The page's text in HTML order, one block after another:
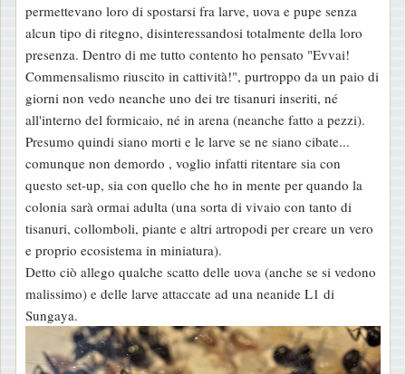
permettevano loro di spostarsi fra larve, uova e pupe senza
alcun tipo di ritegno, disinteressandosi totalmente della loro
presenza. Dentro di me tutto contento ho pensato "Evvai!
Commensalismo riuscito in cattività!", purtroppo da un paio di
giorni non vedo neanche uno dei tre tisanuri inseriti, né
all'interno del formicaio, né in arena (neanche fatto a pezzi).
Presumo quindi siano morti e le larve se ne siano cibate...
comunque non demordo , voglio infatti ritentare sia con
questo set-up, sia con quello che ho in mente per quando la
colonia sarà ormai adulta (una sorta di vivaio con tanto di
tisanuri, collomboli, piante e altri artropodi per creare un vero
e proprio ecosistema in miniatura).
Detto ciò allego qualche scatto delle uova (anche se si vedono
malissimo) e delle larve attaccate ad una neanide L1 di
Sungaya.